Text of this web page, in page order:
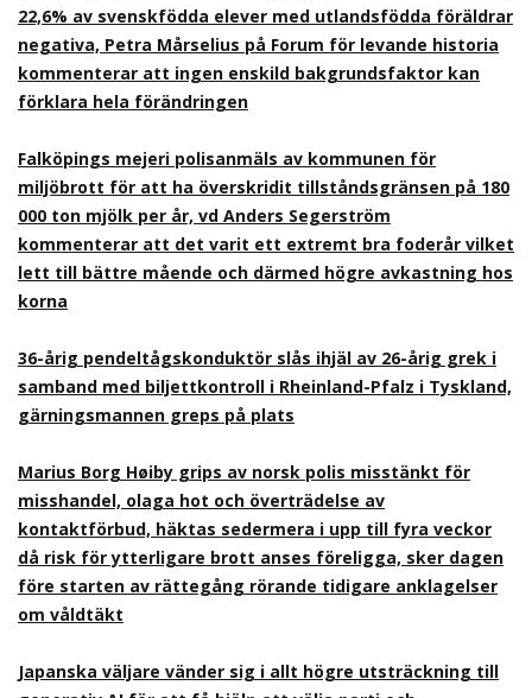
22,6% av svenskfödda elever med utlandsfödda föräldrar
negativa, Petra Mårselius på Forum för levande historia
kommenterar att ingen enskild bakgrundsfaktor kan
förklara hela förändringen
Falköpings mejeri polisanmäls av kommunen för
miljöbrott för att ha överskridit tillståndsgränsen på 180
000 ton mjölk per år, vd Anders Segerström
kommenterar att det varit ett extremt bra foderår vilket
lett till bättre mående och därmed högre avkastning hos
korna
36-årig pendeltågskonduktör slås ihjäl av 26-årig grek i
samband med biljettkontroll i Rheinland-Pfalz i Tyskland,
gärningsmannen greps på plats
Marius Borg Høiby grips av norsk polis misstänkt för
misshandel, olaga hot och överträdelse av
kontaktförbud, häktas sedermera i upp till fyra veckor
då risk för ytterligare brott anses föreligga, sker dagen
före starten av rättegång rörande tidigare anklagelser
om våldtäkt
Japanska väljare vänder sig i allt högre utsträckning till